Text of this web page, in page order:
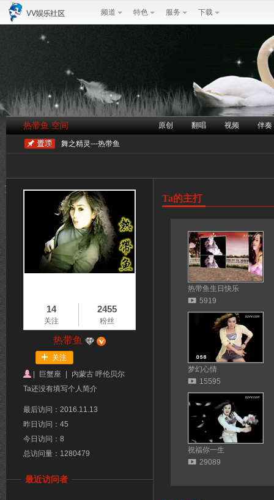
频道 特色 服务 下载
热带鱼 空间 原创 翻唱 视频 伴奏
舞之精灵---热带鱼
14
关注
2455
粉丝
热带鱼
关注
巨蟹座
内蒙古 呼伦贝尔
Ta还没有填写个人简介
最后访问：2016.11.13
昨日访问：45
今日访问：8
总访问量：1280479
最近访问者
Ta的主打
热带鱼生日快乐
5919
梦幻心情
15595
祝福你一生
29089